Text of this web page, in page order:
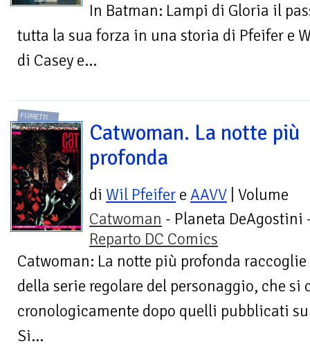
In Batman: Lampi di Gloria il
tutta la sua forza in una storia di Pfeifer e
di Casey e...
FUMETTI
Catwoman. La notte più
profonda
di Wil Pfeifer e AAVV | Volume
Catwoman - Planeta DeAgostini
Reparto DC Comics
Catwoman: La notte più profonda
della serie regolare del personaggio, che si
cronologicamente dopo quelli pubblicati
Si...